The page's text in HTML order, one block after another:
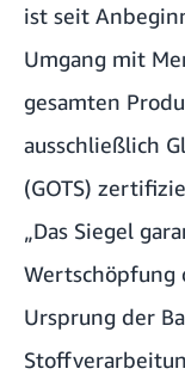
ist seit
Umgang mit
gesamten
ausschließlich
(GOTS)
„Das Siegel
Ursprung der